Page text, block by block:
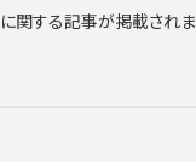
関する記事が掲載されま